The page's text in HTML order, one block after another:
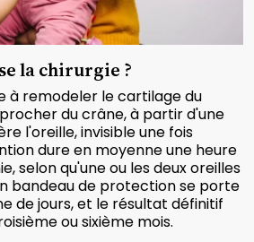
la chirurgie ?
à remodeler le cartilage du
du crâne, à partir d'une
l'oreille, invisible une fois
dure en moyenne une heure
selon qu'une ou les deux oreilles
bandeau de protection se porte
de jours, et le résultat définitif
ou sixième mois.